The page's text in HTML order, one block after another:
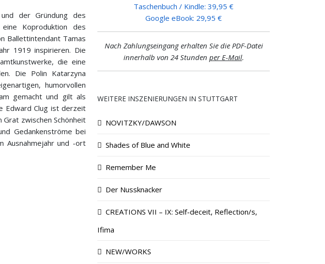
der Gründung des
Koproduktion des
Ballettintendant Tamas
1919 inspirieren. Die
die eine
Die Polin Katarzyna
humorvollen
gemacht und gilt als
Edward Clug ist derzeit
zwischen Schönheit
Gedankenströme bei
Ausnahmejahr und -ort
Taschenbuch / Kindle: 39,95 €
Google eBook: 29,95 €
Nach Zahlungseingang erhalten Sie die PDF-Datei
innerhalb von 24 Stunden per E-Mail.
WEITERE INSZENIERUNGEN IN STUTTGART
NOVITZKY/DAWSON
Shades of Blue and White
Remember Me
Der Nussknacker
CREATIONS VII – IX: Self-deceit, Reflection/s,
Ifima
NEW/WORKS